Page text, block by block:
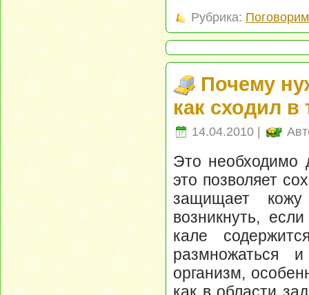
Рубрика:
Почему
как сходил в
14.04.2010 |
Это необходимо
это позволяет
защищает
возникнуть,
кале
размножаться
организм,